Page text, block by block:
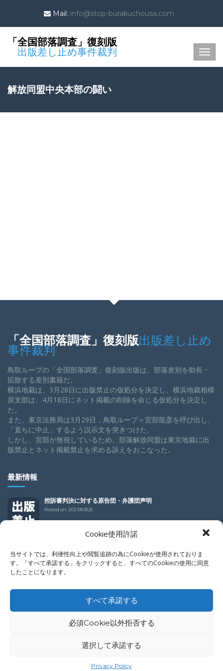
Cookie使用許諾
当サイトでは、利便性向上や閲覧追跡の為にCookieが使用されておりま
す。「すべて承諾する」をクリックすると、すべてのCookieの使用に同意
したことになります。
すべて承諾する
必須Cookie以外拒否する
選択して承諾する
Privacy Policy
Mail: info@stop-burakuchousa.com
「全国部落調査」復刻版
出版差し止め事件裁判
解放同盟中央本部の闘い
「全国部落調査」復刻版出版差し止め
事件裁判
鳥取ループの「全国部落調査」復刻版出版は、部落差別を助長・
拡散する差別書籍だ。
横浜地裁は、3月28日に出版禁止の仮処分を決定し、横浜地裁相模
原支部は、4月18日にネット掲載の削除を命じる仮処分を決定し
た。
また、東京法務局は3月29日，鳥取ループ＝宮部龍彦を呼び出し、
「直ちに中止」するよう説示文を突きつけた。
しかし、宮部が無視しているため、部落解放同盟は東京地裁に出
版禁止とネット掲載禁止を求める訴えをおこなった。
最新情報
控訴審判決に対する原告団・弁護団声明
Posted on: 2023年06月
控訴審判決